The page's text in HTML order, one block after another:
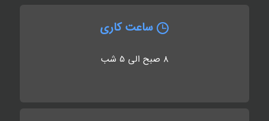
ساعت کاری
8 صبح الی 5 شب